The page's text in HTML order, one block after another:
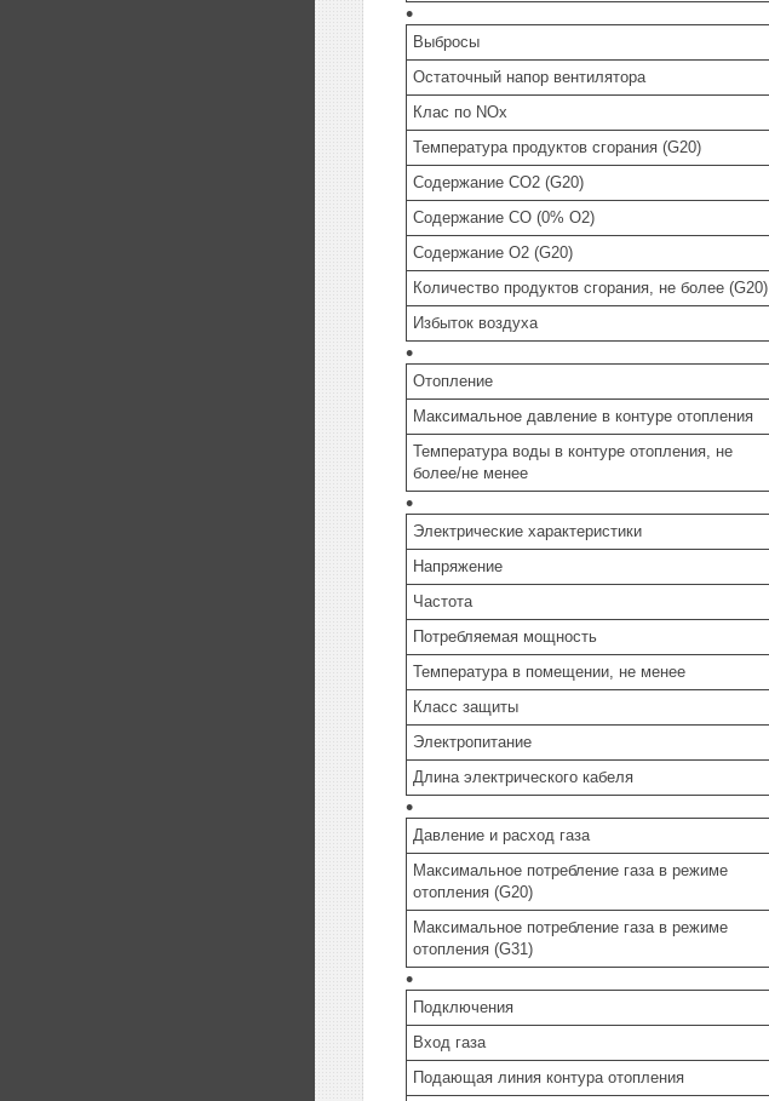
Выбросы
Остаточный напор вентилятора
Клас по NOx
Температура продуктов сгорания (G20)
Содержание CO2 (G20)
Содержание CO (0% O2)
Содержание O2 (G20)
Количество продуктов сгорания, не более (G20)
Избыток воздуха
Отопление
Максимальное давление в контуре отопления
Температура воды в контуре отопления, не
более/не менее
Электрические характеристики
Напряжение
Частота
Потребляемая мощность
Температура в помещении, не менее
Класс защиты
Электропитание
Длина электрического кабеля
Давление и расход газа
Максимальное потребление газа в режиме
отопления (G20)
Максимальное потребление газа в режиме
отопления (G31)
Подключения
Вход газа
Подающая линия контура отопления